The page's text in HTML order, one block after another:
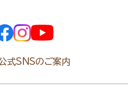
式SNSのご案内